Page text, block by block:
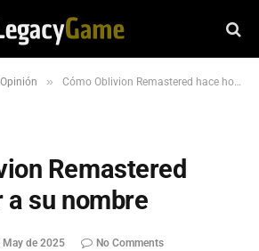
Opinión » Cómo Oblivion Remastered hace honor a su nombre
Remastered
a su nombre
May de 2025
No Comments